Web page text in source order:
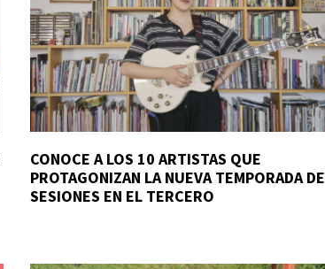
CONOCE A LOS 10 ARTISTAS QUE
PROTAGONIZAN LA NUEVA TEMPORADA DE
SESIONES EN EL TERCERO